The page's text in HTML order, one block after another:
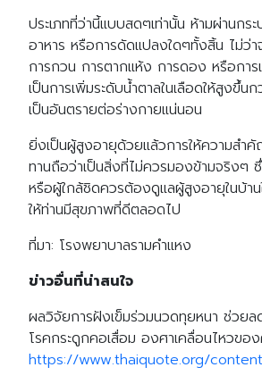
ประเภทที่ว่านี้แบบสดๆเท่านั้น ห้ามผ่านกร
อาหาร หรือการดัดแปลงใดๆทั้งสิ้น ไม่ว่า
การกวน การตากแห้ง การดอง หรือการ
เป็นการเพิ่มระดับน้ำตาลในเลือดให้สูงขึ้น
เป็นอันตรายต่อร่างกายแน่นอน
ยิ่งเป็นผู้สูงอายุด้วยแล้วการให้ความสำคั
ทานถือว่าเป็นสิ่งที่ไม่ควรมองข้ามจริงๆ
หรือผู้ใกล้ชิดควรต้องดูแลผู้สูงอายุในบ้าน
ให้ท่านมีสุขภาพที่ดีตลอดไป
ที่มา: โรงพยาบาลรามคำแหง
ข่าวอื่นที่น่าสนใจ
ผลวิจัยการฝังเข็มร่วมนวดทุยหนา ช่วย
โรคกระดูกคอเสื่อม องศาเคลื่อนไหวขอ
https://www.thaiquote.org/